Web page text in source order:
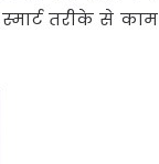
तरीके से काम